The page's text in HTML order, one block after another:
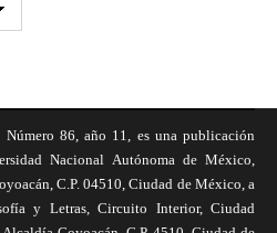
86, año 11, es una publicación
Nacional Autónoma de México,
C.P. 04510, Ciudad de México, a
y Letras, Circuito Interior, Ciudad